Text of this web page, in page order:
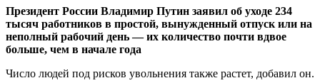
Президент России Владимир Путин заявил об уходе 234
тысяч работников в простой, вынужденный отпуск или на
неполный рабочий день — их количество почти вдвое
больше, чем в начале года
Число людей под рисков увольнения также растет, добавил он.